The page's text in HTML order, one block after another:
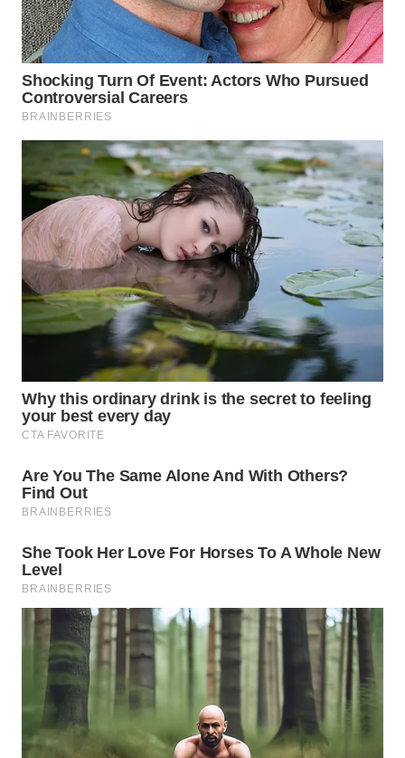
WN
PRIANGAN
TIMUR
WN
SEMARANG
WN
SOLO
WN
BOROBUDUR
WN
MADURA
SURABAYA
WN
WN
BINTAN
WN
MANDALIKA
WN
LIKUPANG
WN
LABUANBAJO